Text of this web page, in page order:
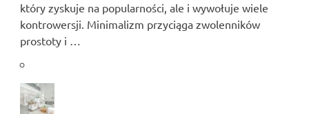
który zyskuje na popularności, ale i wywołuje wiele
kontrowersji. Minimalizm przyciąga zwolenników
prostoty i …